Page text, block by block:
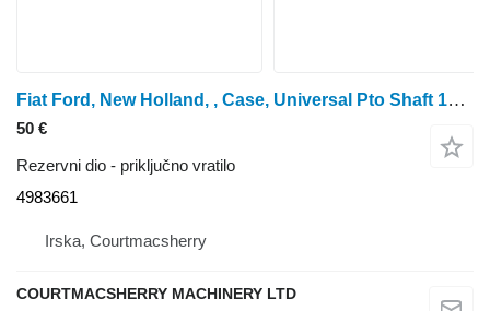
Fiat Ford, New Holland, , Case, Universal Pto Shaft 1000rpm 498 4983661 priključno vratilo
50 €
Rezervni dio - priključno vratilo
4983661
Irska, Courtmacsherry
COURTMACSHERRY MACHINERY LTD